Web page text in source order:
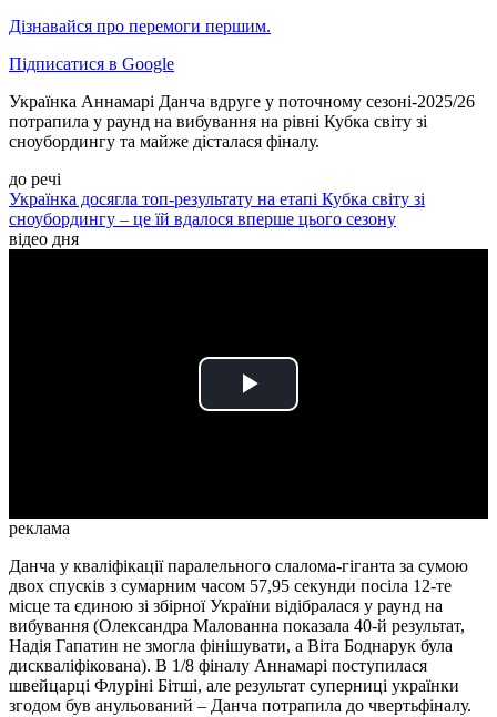
Дізнавайся про перемоги першим.
Підписатися в Google
Українка Аннамарі Данча вдруге у поточному сезоні-2025/26
потрапила у раунд на вибування на рівні Кубка світу зі
сноубордингу та майже дісталася фіналу.
до речі
Українка досягла топ-результату на етапі Кубка світу зі
сноубордингу – це їй вдалося вперше цього сезону
відео дня
Play
реклама
Данча у кваліфікації паралельного слалома-гіганта за сумою
двох спусків з сумарним часом 57,95 секунди посіла 12-те
місце та єдиною зі збірної України відібралася у раунд на
вибування (Олександра Малованна показала 40-й результат,
Надія Гапатин не змогла фінішувати, а Віта Боднарук була
дискваліфікована). В 1/8 фіналу Аннамарі поступилася
швейцарці Флуріні Бітші, але результат суперниці українки
згодом був анульований – Данча потрапила до чвертьфіналу.